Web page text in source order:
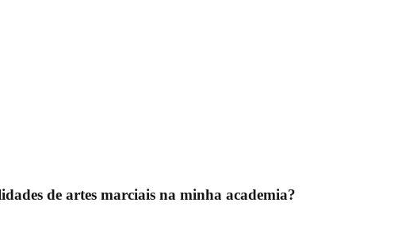
de artes marciais na minha academia?